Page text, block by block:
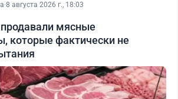
·8 августа 2026 г., 18:03
мясные
которые фактически не